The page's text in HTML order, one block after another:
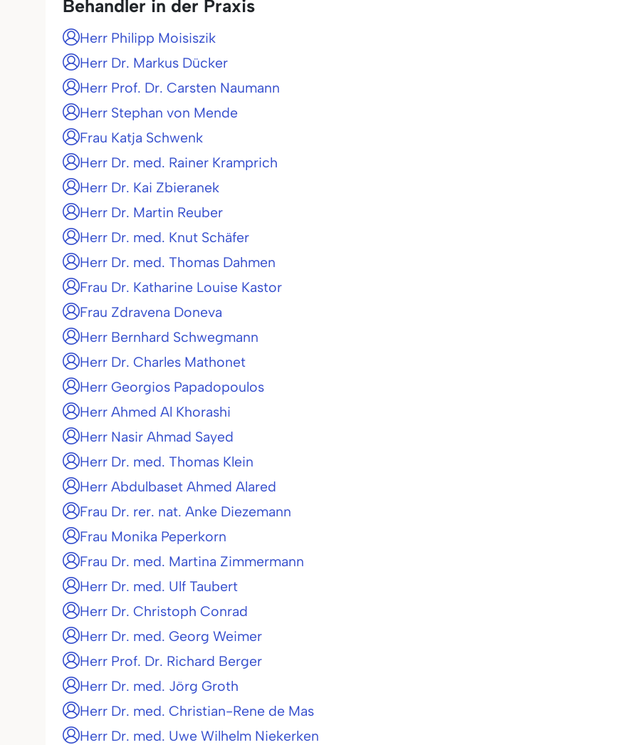
Behandler in der Praxis
Herr Philipp Moisiszik
Herr Dr. Markus Dücker
Herr Prof. Dr. Carsten Naumann
Herr Stephan von Mende
Frau Katja Schwenk
Herr Dr. med. Rainer Kramprich
Herr Dr. Kai Zbieranek
Herr Dr. Martin Reuber
Herr Dr. med. Knut Schäfer
Herr Dr. med. Thomas Dahmen
Frau Dr. Katharine Louise Kastor
Frau Zdravena Doneva
Herr Bernhard Schwegmann
Herr Dr. Charles Mathonet
Herr Georgios Papadopoulos
Herr Ahmed Al Khorashi
Herr Nasir Ahmad Sayed
Herr Dr. med. Thomas Klein
Herr Abdulbaset Ahmed Alared
Frau Dr. rer. nat. Anke Diezemann
Frau Monika Peperkorn
Frau Dr. med. Martina Zimmermann
Herr Dr. med. Ulf Taubert
Herr Dr. Christoph Conrad
Herr Dr. med. Georg Weimer
Herr Prof. Dr. Richard Berger
Herr Dr. med. Jörg Groth
Herr Dr. med. Christian-Rene de Mas
Herr Dr. med. Uwe Wilhelm Niekerken